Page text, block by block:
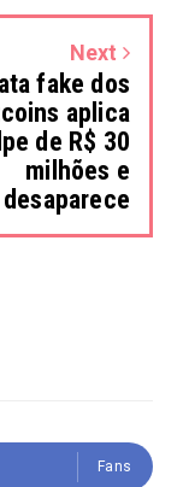
Next
fake dos
aplica
de R$ 30
milhões e
desaparece
Fans